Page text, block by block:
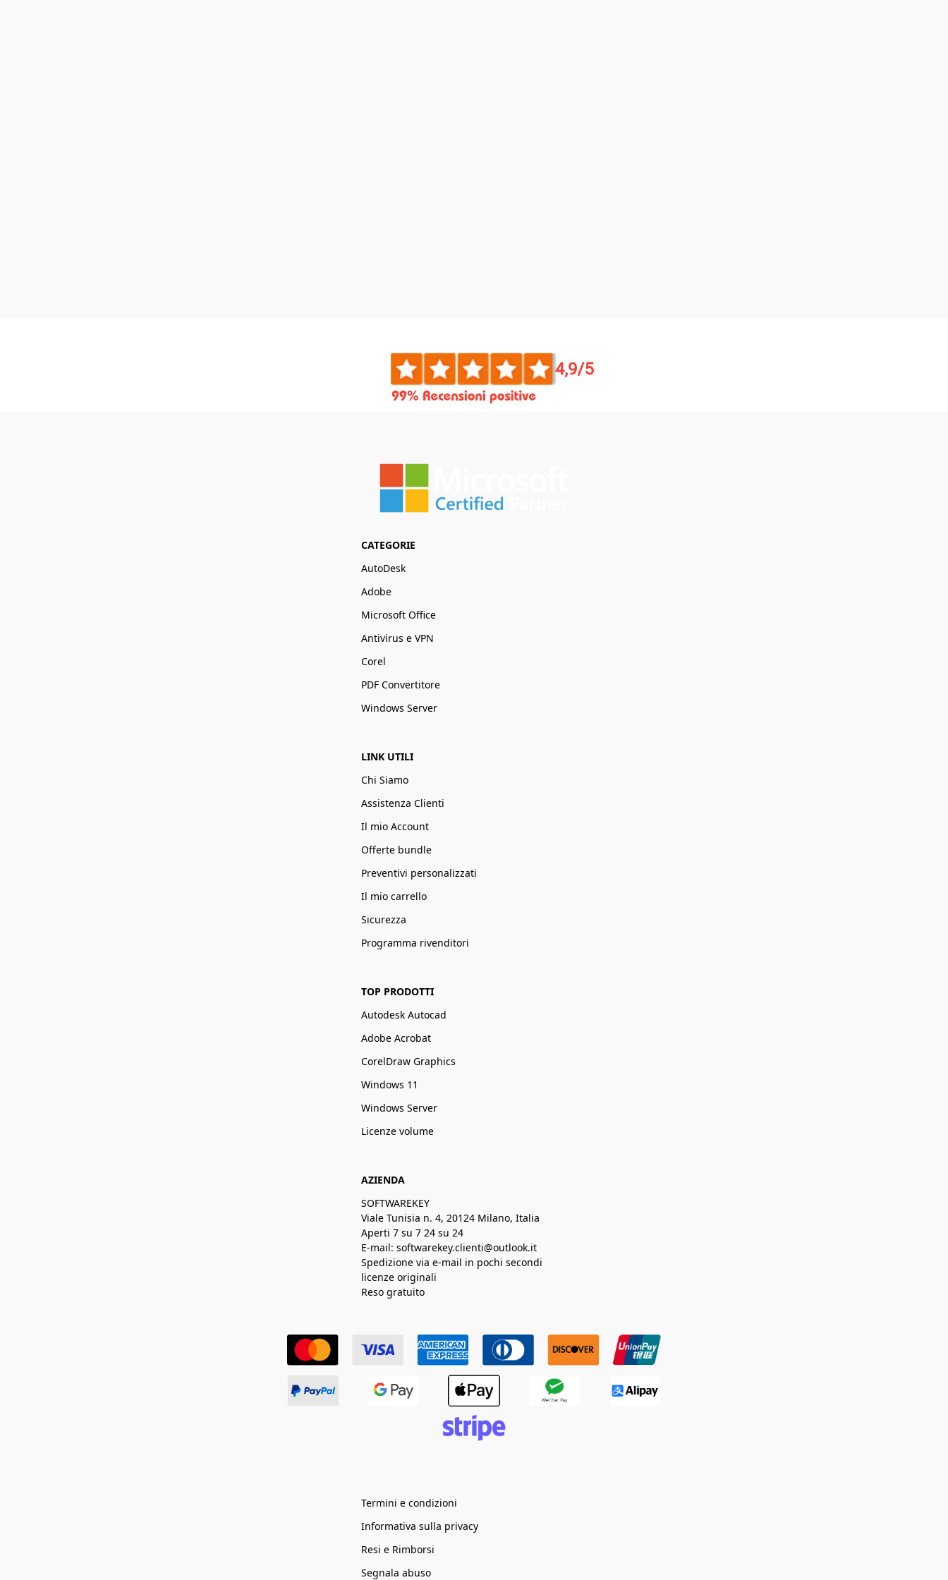
CATEGORIE
AutoDesk
Adobe
Microsoft Office
Antivirus e VPN
Corel
PDF Convertitore
Windows Server
LINK UTILI
Chi Siamo
Assistenza Clienti
Il mio Account
Offerte bundle
Preventivi personalizzati
Il mio carrello
Sicurezza
Programma rivenditori
TOP PRODOTTI
Autodesk Autocad
Adobe Acrobat
CorelDraw Graphics
Windows 11
Windows Server
Licenze volume
AZIENDA
SOFTWAREKEY
Viale Tunisia n. 4, 20124 Milano, Italia
Aperti 7 su 7 24 su 24
E-mail: softwarekey.clienti@outlook.it
Spedizione via e-mail in pochi secondi
licenze originali
Reso gratuito
Termini e condizioni
Informativa sulla privacy
Resi e Rimborsi
Segnala abuso